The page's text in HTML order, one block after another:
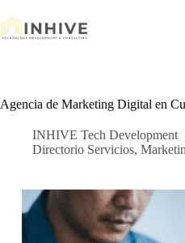
al
contenido
Agencia de Marketing Digital en
INHIVE Tech Development
Directorio Servicios,